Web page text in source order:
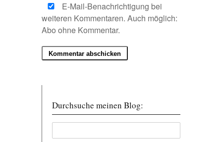
E-Mail-Benachrichtigung bei
weiteren Kommentaren. Auch möglich:
Abo ohne Kommentar.
Durchsuche meinen Blog: